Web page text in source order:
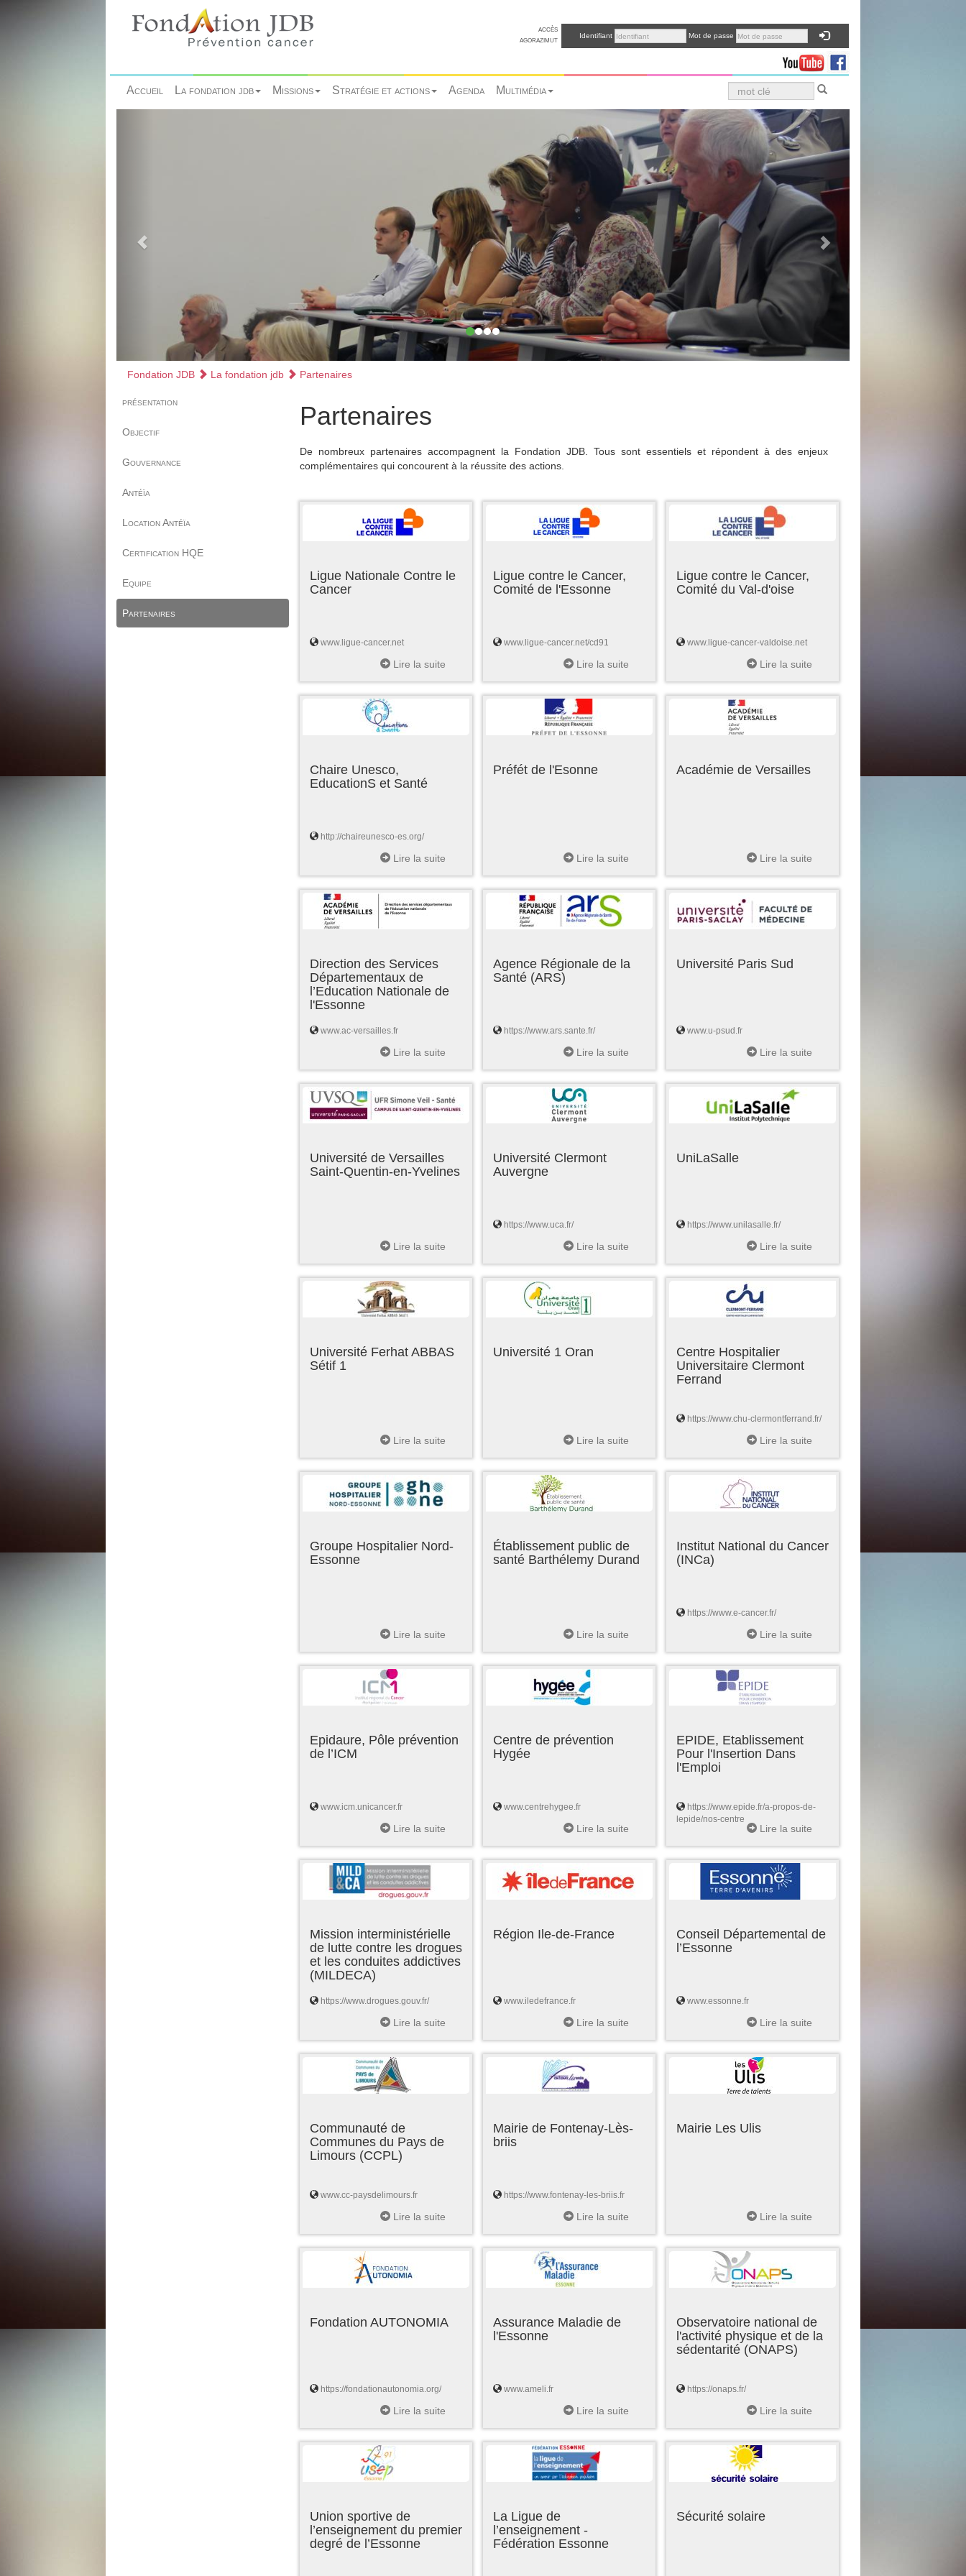
accès
agorazimut
Identifiant Mot de passe
Accueil La fondation jdb Missions Stratégie et actions Agenda Multimédia
Fondation JDB La fondation jdb Partenaires
présentation
Objectif
Gouvernance
Antéïa
Location Antéïa
Certification HQE
Equipe
Partenaires
Partenaires
De nombreux partenaires accompagnent la Fondation JDB. Tous sont essentiels et répondent à des enjeux
complémentaires qui concourent à la réussite des actions.
Ligue Nationale Contre le
Cancer
www.ligue-cancer.net
Lire la suite
Ligue contre le Cancer,
Comité de l'Essonne
www.ligue-cancer.net/cd91
Lire la suite
Ligue contre le Cancer,
Comité du Val-d'oise
www.ligue-cancer-valdoise.net
Lire la suite
Chaire Unesco,
EducationS et Santé
http://chaireunesco-es.org/
Lire la suite
Préfét de l'Esonne
Lire la suite
Académie de Versailles
Lire la suite
Direction des Services
Départementaux de
l’Education Nationale de
l'Essonne
www.ac-versailles.fr
Lire la suite
Agence Régionale de la
Santé (ARS)
https://www.ars.sante.fr/
Lire la suite
Université Paris Sud
www.u-psud.fr
Lire la suite
Université de Versailles
Saint-Quentin-en-Yvelines
Lire la suite
Université Clermont
Auvergne
https://www.uca.fr/
Lire la suite
UniLaSalle
https://www.unilasalle.fr/
Lire la suite
Université Ferhat ABBAS
Sétif 1
Lire la suite
Université 1 Oran
Lire la suite
Centre Hospitalier
Universitaire Clermont
Ferrand
https://www.chu-clermontferrand.fr/
Lire la suite
Groupe Hospitalier Nord-
Essonne
Lire la suite
Établissement public de
santé Barthélemy Durand
Lire la suite
Institut National du Cancer
(INCa)
https://www.e-cancer.fr/
Lire la suite
Epidaure, Pôle prévention
de l’ICM
www.icm.unicancer.fr
Lire la suite
Centre de prévention
Hygée
www.centrehygee.fr
Lire la suite
EPIDE, Etablissement
Pour l'Insertion Dans
l'Emploi
https://www.epide.fr/a-propos-de-
lepide/nos-centre
Lire la suite
Mission interministérielle
de lutte contre les drogues
et les conduites addictives
(MILDECA)
https://www.drogues.gouv.fr/
Lire la suite
Région Ile-de-France
www.iledefrance.fr
Lire la suite
Conseil Départemental de
l’Essonne
www.essonne.fr
Lire la suite
Communauté de
Communes du Pays de
Limours (CCPL)
www.cc-paysdelimours.fr
Lire la suite
Mairie de Fontenay-Lès-
briis
https://www.fontenay-les-briis.fr
Lire la suite
Mairie Les Ulis
Lire la suite
Fondation AUTONOMIA
https://fondationautonomia.org/
Lire la suite
Assurance Maladie de
l'Essonne
www.ameli.fr
Lire la suite
Observatoire national de
l'activité physique et de la
sédentarité (ONAPS)
https://onaps.fr/
Lire la suite
Union sportive de
l’enseignement du premier
degré de l’Essonne
La Ligue de
l’enseignement -
Fédération Essonne
Sécurité solaire